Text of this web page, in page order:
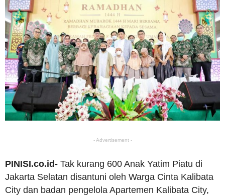
- Advertisement -
PINISI.co.id- Tak kurang 600 Anak Yatim Piatu di
Jakarta Selatan disantuni oleh Warga Cinta Kalibata
City dan badan pengelola Apartemen Kalibata City,